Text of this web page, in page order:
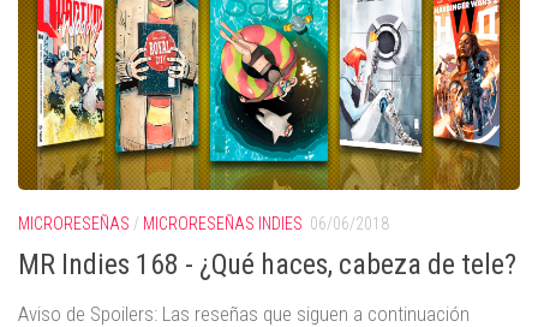
MICRORESEÑAS / MICRORESEÑAS INDIES 06/06/2018
MR Indies 168 - ¿Qué haces, cabeza de tele?
Aviso de Spoilers: Las reseñas que siguen a continuación